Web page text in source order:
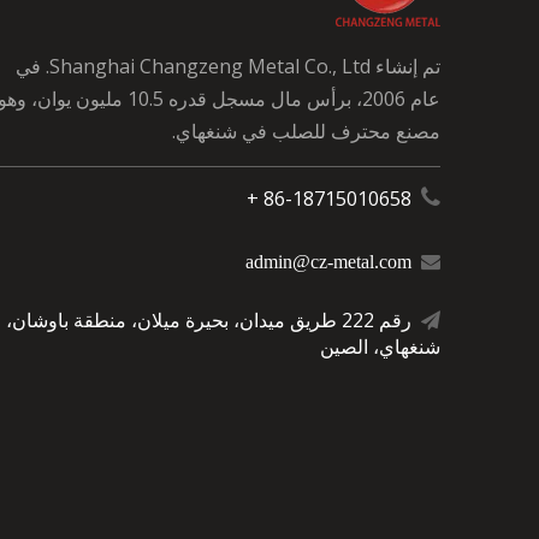
تم إنشاء Shanghai Changzeng Metal Co., Ltd. في
عام 2006، برأس مال مسجل قدره 10.5 مليون يوان، وهو
مصنع محترف للصلب في شنغهاي.

86-18715010658 +

admin@cz-metal.com

رقم 222 طريق ميدان، بحيرة ميلان، منطقة باوشان،
شنغهاي، الصين